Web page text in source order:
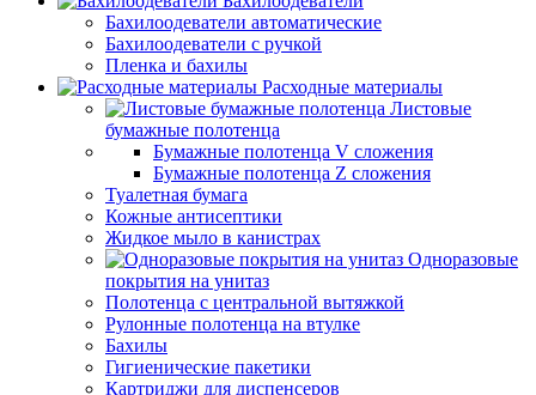
Бахилоодеватели автоматические
Бахилоодеватели с ручкой
Пленка и бахилы
Расходные материалы
Листовые
бумажные полотенца
Бумажные полотенца V сложения
Бумажные полотенца Z сложения
Туалетная бумага
Кожные антисептики
Жидкое мыло в канистрах
Одноразовые
покрытия на унитаз
Полотенца с центральной вытяжкой
Рулонные полотенца на втулке
Бахилы
Гигиенические пакетики
Картриджи для диспенсеров